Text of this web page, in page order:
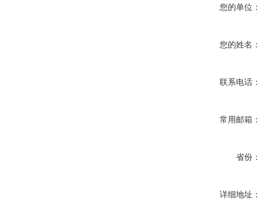
您的单位：
您的姓名：
联系电话：
常用邮箱：
省份：
详细地址：